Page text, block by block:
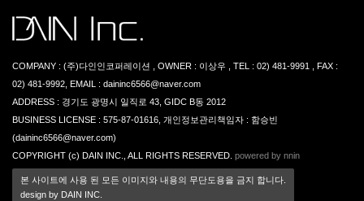
COMPANY : (주)다인인코퍼레이션 , OWNER : 이상우 , TEL : 02) 481-9991 , FAX :
02) 481-9992, EMAIL : daininc6566@naver.com
ADDRESS : 경기도 광명시 일직로 43, GIDC B동 2012
BUSINESS LICENSE : 575-87-01616, 개인정보관리책임자 : 함승빈
(daininc6566@naver.com)
COPYRIGHT (c) DAIN INC., ALL RIGHTS RESERVED. powered by nnin
본 사이트에 사용 된 모든 이미지와 내용의 무단도용을 금지 합니다.
design by DAIN INC.